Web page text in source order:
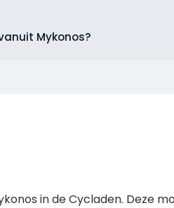
Mykonos?
in de Cycladen. Deze